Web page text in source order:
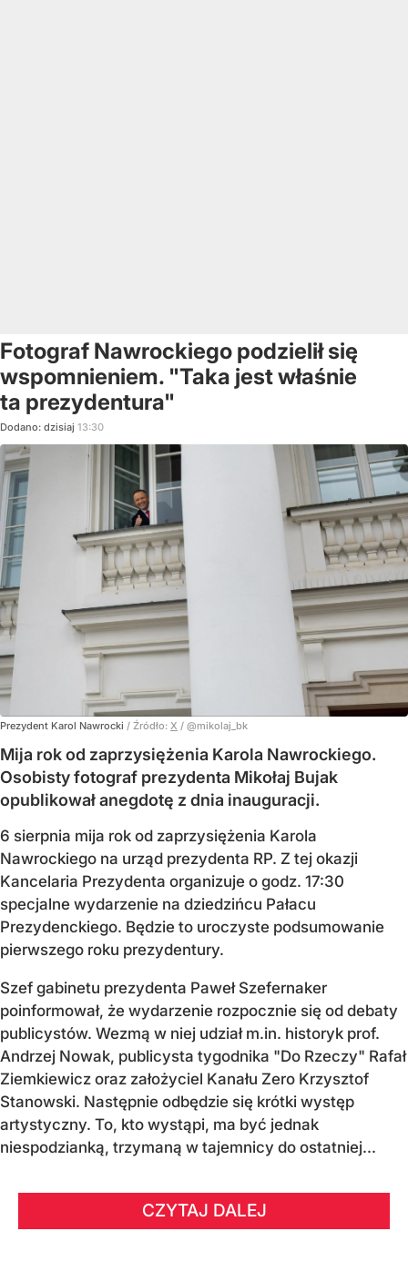
Fotograf Nawrockiego podzielił się
wspomnieniem. "Taka jest właśnie
ta prezydentura"
Dodano: dzisiaj 13:30
Prezydent Karol Nawrocki / Źródło: X / @mikolaj_bk
Mija rok od zaprzysiężenia Karola Nawrockiego.
Osobisty fotograf prezydenta Mikołaj Bujak
opublikował anegdotę z dnia inauguracji.
6 sierpnia mija rok od zaprzysiężenia Karola
Nawrockiego na urząd prezydenta RP. Z tej okazji
Kancelaria Prezydenta organizuje o godz. 17:30
specjalne wydarzenie na dziedzińcu Pałacu
Prezydenckiego. Będzie to uroczyste podsumowanie
pierwszego roku prezydentury.
Szef gabinetu prezydenta Paweł Szefernaker
poinformował, że wydarzenie rozpocznie się od debaty
publicystów. Wezmą w niej udział m.in. historyk prof.
Andrzej Nowak, publicysta tygodnika "Do Rzeczy" Rafał
Ziemkiewicz oraz założyciel Kanału Zero Krzysztof
Stanowski. Następnie odbędzie się krótki występ
artystyczny. To, kto wystąpi, ma być jednak
niespodzianką, trzymaną w tajemnicy do ostatniej...
CZYTAJ DALEJ